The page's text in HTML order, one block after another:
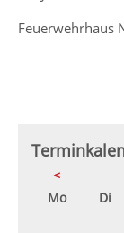
Feuerwehrhaus
<
Montag Di